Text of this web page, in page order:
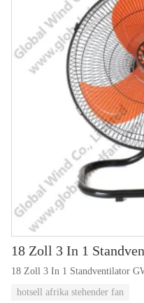
18 Zoll 3 In 1
18 Zoll 3 In 1 Standventilator
hotsell afrika stehender fan